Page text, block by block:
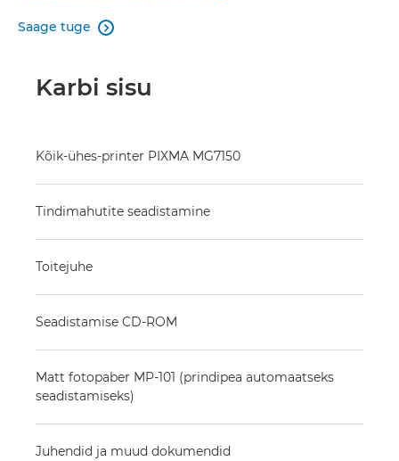
Saage tuge 
Karbi sisu
Kõik-ühes-printer PIXMA MG7150
Tindimahutite seadistamine
Toitejuhe
Seadistamise CD-ROM
Matt fotopaber MP-101 (prindipea automaatseks
seadistamiseks)
Juhendid ja muud dokumendid